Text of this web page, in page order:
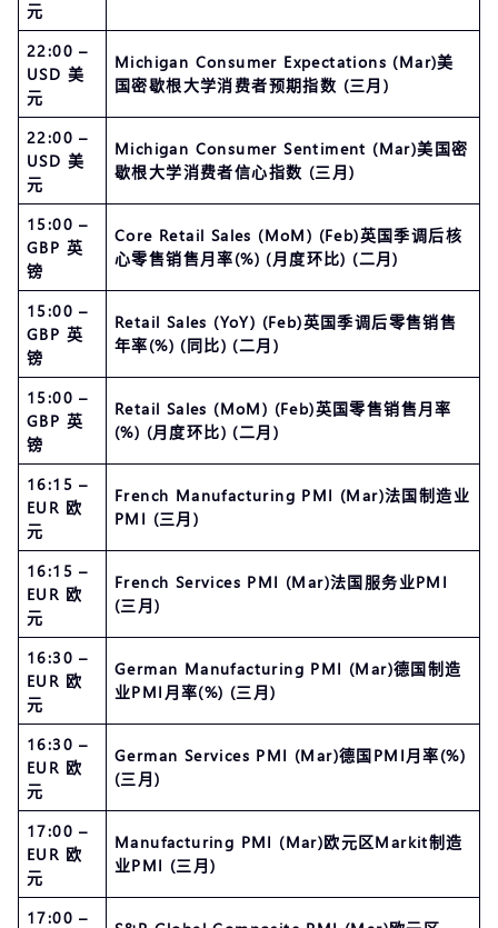
元
22:00 –
USD 美
元
Michigan Consumer Expectations (Mar)美
国密歇根大学消费者预期指数 (三月)
22:00 –
USD 美
元
Michigan Consumer Sentiment (Mar)美国密
歇根大学消费者信心指数 (三月)
15:00 –
GBP 英
镑
Core Retail Sales (MoM) (Feb)英国季调后核
心零售销售月率(%) (月度环比) (二月)
15:00 –
GBP 英
镑
Retail Sales (YoY) (Feb)英国季调后零售销售
年率(%) (同比) (二月)
15:00 –
GBP 英
镑
Retail Sales (MoM) (Feb)英国零售销售月率
(%) (月度环比) (二月)
16:15 –
EUR 欧
元
French Manufacturing PMI (Mar)法国制造业
PMI (三月)
16:15 –
EUR 欧
元
French Services PMI (Mar)法国服务业PMI
(三月)
16:30 –
EUR 欧
元
German Manufacturing PMI (Mar)德国制造
业PMI月率(%) (三月)
16:30 –
EUR 欧
元
German Services PMI (Mar)德国PMI月率(%)
(三月)
17:00 –
EUR 欧
元
Manufacturing PMI (Mar)欧元区Markit制造
业PMI (三月)
17:00 –